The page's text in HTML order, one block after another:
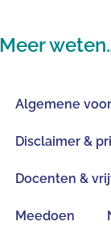
Meer
Algemene
Disclaimer &
Docenten &
Meedoen